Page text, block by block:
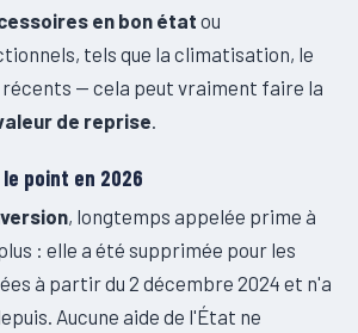
en bon état ou
tels que la climatisation, le
récents — cela peut vraiment faire la
de reprise
point en 2026
, longtemps appelée prime à
: elle a été supprimée pour les
à partir du 2 décembre 2024 et n'a
Aucune aide de l'État ne